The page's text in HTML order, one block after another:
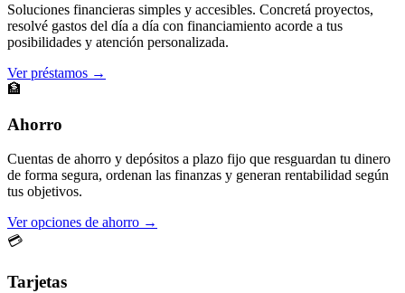
Soluciones financieras simples y accesibles. Concretá proyectos,
resolvé gastos del día a día con financiamiento acorde a tus
posibilidades y atención personalizada.
Ver préstamos →
🏦
Ahorro
Cuentas de ahorro y depósitos a plazo fijo que resguardan tu dinero
de forma segura, ordenan las finanzas y generan rentabilidad según
tus objetivos.
Ver opciones de ahorro →
💳
Tarjetas